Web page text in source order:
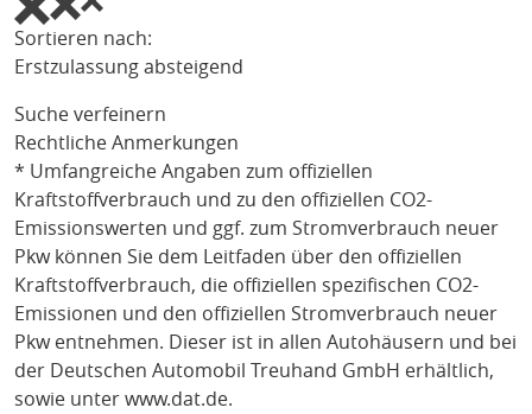
Sortieren nach:
Erstzulassung absteigend
Suche verfeinern
Rechtliche Anmerkungen
* Umfangreiche Angaben zum offiziellen
Kraftstoffverbrauch und zu den offiziellen CO2-
Emissionswerten und ggf. zum Stromverbrauch neuer
Pkw können Sie dem Leitfaden über den offiziellen
Kraftstoffverbrauch, die offiziellen spezifischen CO2-
Emissionen und den offiziellen Stromverbrauch neuer
Pkw entnehmen. Dieser ist in allen Autohäusern und bei
der Deutschen Automobil Treuhand GmbH erhältlich,
sowie unter www.dat.de.